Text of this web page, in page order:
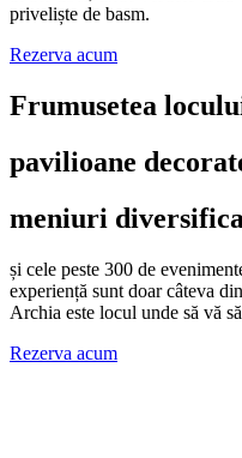
priveliște de basm.
Rezerva acum
Frumusetea
pavilioane
meniuri
și cele peste 300 de
experiență sunt doar câteva
Archia este locul unde să vă
Rezerva acum